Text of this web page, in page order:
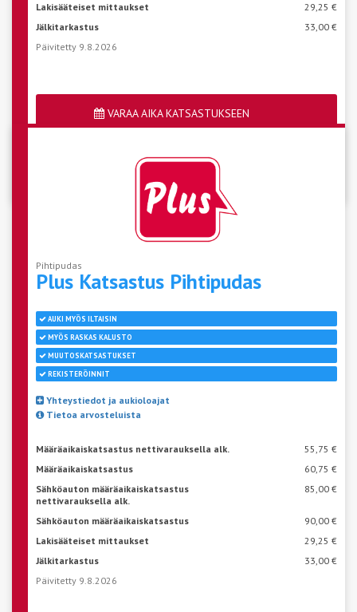
Lakisääteiset mittaukset
29,25 €
Jälkitarkastus
33,00 €
Päivitetty 9.8.2026
VARAA AIKA KATSASTUKSEEN
Pihtipudas
Plus Katsastus Pihtipudas
AUKI MYÖS ILTAISIN
MYÖS RASKAS KALUSTO
MUUTOSKATSASTUKSET
REKISTERÖINNIT
Yhteystiedot ja aukioloajat
Tietoa arvosteluista
Määräaikaiskatsastus nettivarauksella alk.
55,75 €
Määräaikaiskatsastus
60,75 €
Sähköauton määräaikaiskatsastus
nettivarauksella alk.
85,00 €
Sähköauton määräaikaiskatsastus
90,00 €
Lakisääteiset mittaukset
29,25 €
Jälkitarkastus
33,00 €
Päivitetty 9.8.2026